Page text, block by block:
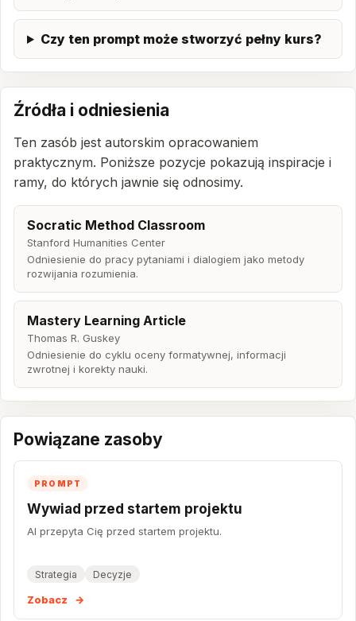
Czy ten prompt może stworzyć pełny kurs?
Źródła i odniesienia
Ten zasób jest autorskim opracowaniem
praktycznym. Poniższe pozycje pokazują inspiracje i
ramy, do których jawnie się odnosimy.
Socratic Method Classroom
Stanford Humanities Center
Odniesienie do pracy pytaniami i dialogiem jako metody
rozwijania rozumienia.
Mastery Learning Article
Thomas R. Guskey
Odniesienie do cyklu oceny formatywnej, informacji
zwrotnej i korekty nauki.
Powiązane zasoby
PROMPT
Wywiad przed startem projektu
AI przepyta Cię przed startem projektu.
Strategia Decyzje
Zobacz →